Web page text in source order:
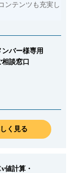
ンテンツも充実し
ンバー様専用
相談窓口
く見る
値計算・